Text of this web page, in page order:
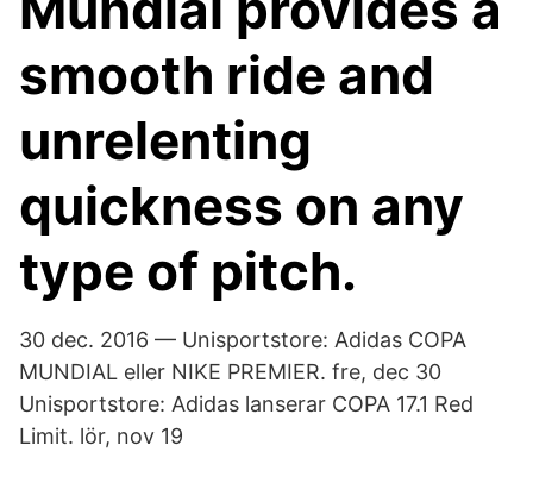
smooth ride and
unrelenting
quickness on any
type of pitch.
30 dec. 2016 — Unisportstore: Adidas COPA
MUNDIAL eller NIKE PREMIER. fre, dec 30
Unisportstore: Adidas lanserar COPA 17.1 Red
Limit. lör, nov 19